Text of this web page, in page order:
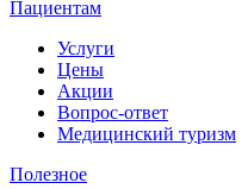
Пациентам
Услуги
Цены
Акции
Вопрос-ответ
Медицинский туризм
Полезное